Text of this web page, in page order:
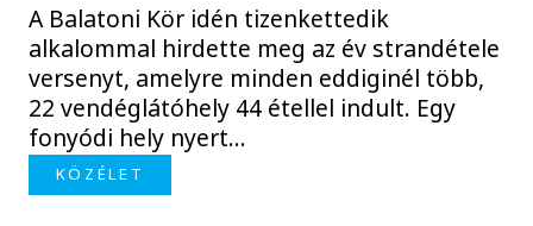
A Balatoni Kör idén tizenkettedik
alkalommal hirdette meg az év strandétele
versenyt, amelyre minden eddiginél több,
22 vendéglátóhely 44 étellel indult. Egy
fonyódi hely nyert...
KÖZÉLET